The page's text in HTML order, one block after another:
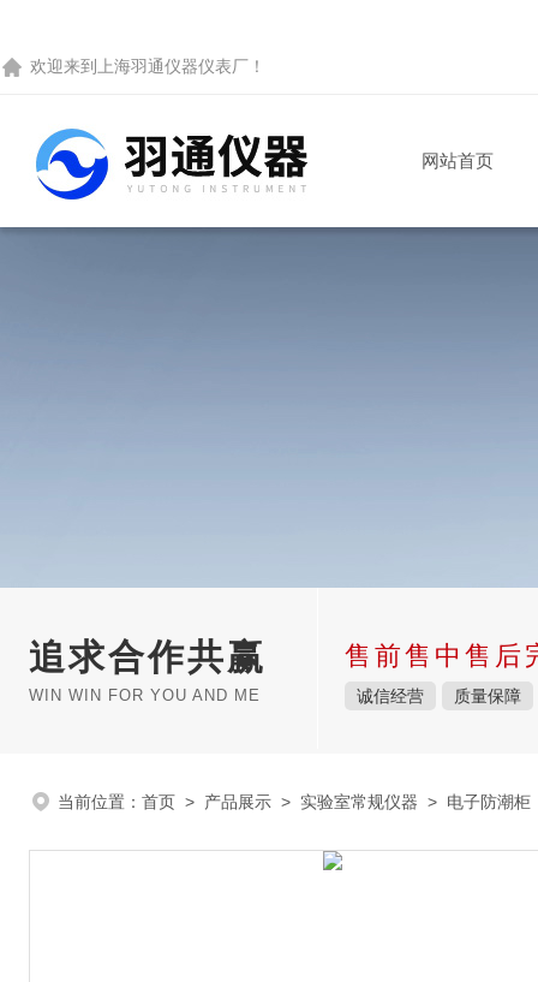
欢迎来到 上海羽通仪器仪表厂 ！
网站首页
追求合作共赢
WIN WIN FOR YOU AND ME
售前售中售后
诚信经营 质量保障
当前位置： 首页 > 产品展示 > 实验室常规仪器 > 电子防潮柜